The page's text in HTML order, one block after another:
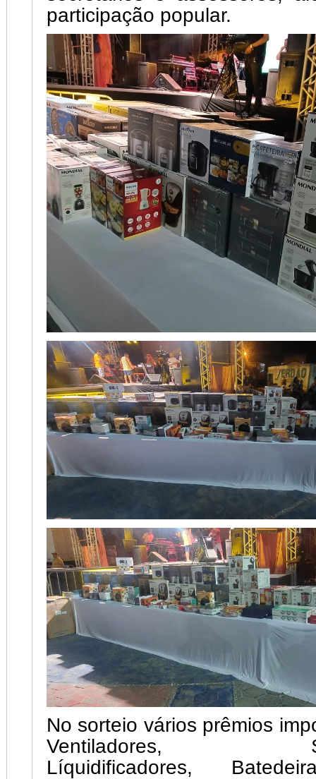
participação popular.
No sorteio vários prêmios
Ventiladores,
Líquidificadores,